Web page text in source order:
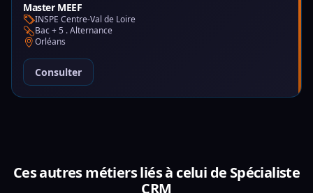
Master MEEF
INSPE Centre-Val de Loire
Bac + 5 . Alternance
Orléans
Consulter
Ces autres métiers liés à celui de Spécialiste
CRM